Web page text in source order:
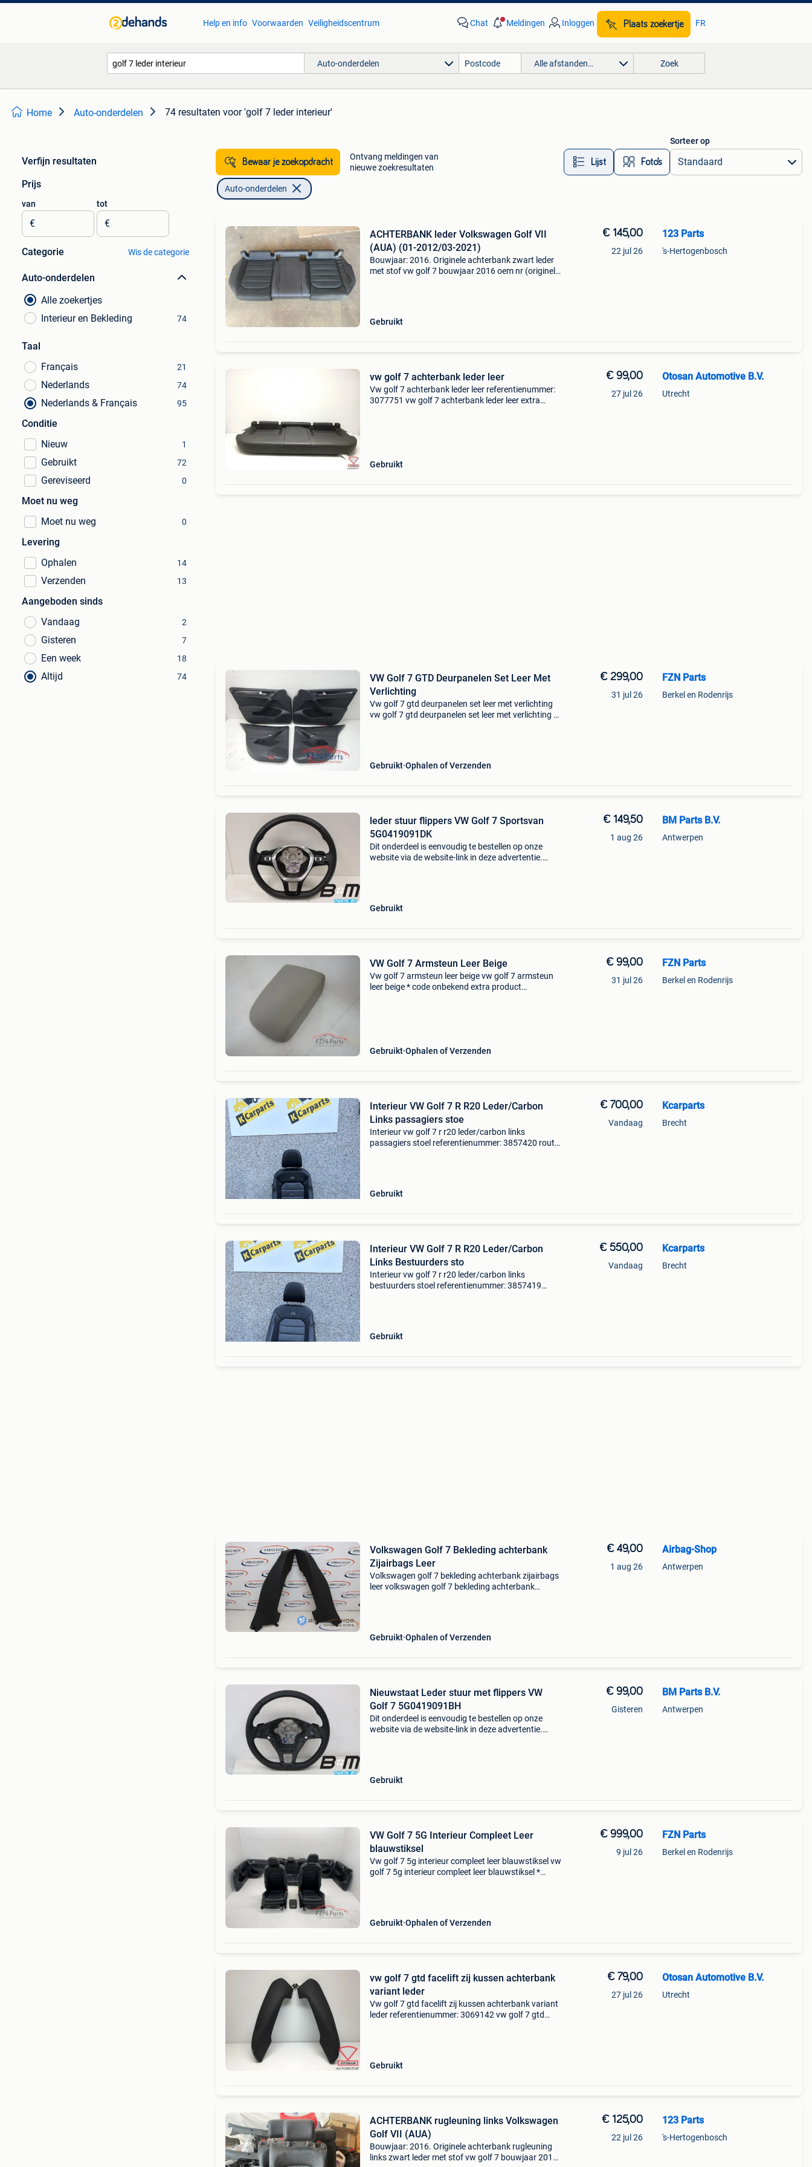
Help en info Voorwaarden Veiligheidscentrum Chat Meldingen Inloggen Plaats zoekertje FR
Auto-onderdelen Alle afstanden… Zoek
Home Auto-onderdelen 74 resultaten voor 'golf 7 leder interieur'
Verfijn resultaten
Prijs
van
€
tot
€
Categorie Wis de categorie
Auto-onderdelen
Alle zoekertjes
Interieur en Bekleding
74
Taal
Français
21
Nederlands 74
Nederlands & Français 95
Conditie
Nieuw
1
Gebruikt 72
Gereviseerd 0
Moet nu weg
Moet nu weg
0
Levering
Ophalen
14
Verzenden 13
Aangeboden sinds
Vandaag
2
Gisteren 7
Een week 18
Altijd 74
Bewaar je zoekopdracht
Ontvang meldingen van
nieuwe zoekresultaten
Lijst Foto’s
Sorteer op
Auto-onderdelen
ACHTERBANK leder Volkswagen Golf VII
(AUA) (01-2012/03-2021)
Bouwjaar: 2016. Originele achterbank zwart leder
met stof vw golf 7 bouwjaar 2016 oem nr (originele
Gebruikt
€ 145,00
22 jul 26
123 Parts
's-Hertogenbosch
vw golf 7 achterbank leder leer
Vw golf 7 achterbank leder leer referentienummer:
3077751 vw golf 7 achterbank leder leer extra
Gebruikt
€ 99,00
27 jul 26
Otosan Automotive B.V.
Utrecht
VW Golf 7 GTD Deurpanelen Set Leer Met
Verlichting
Vw golf 7 gtd deurpanelen set leer met verlichting
vw golf 7 gtd deurpanelen set leer met verlichting *
Gebruikt Ophalen of Verzenden
€ 299,00
31 jul 26
FZN Parts
Berkel en Rodenrijs
leder stuur flippers VW Golf 7 Sportsvan
5G0419091DK
Dit onderdeel is eenvoudig te bestellen op onze
website via de website-link in deze advertentie.
Gebruikt
€ 149,50
1 aug 26
BM Parts B.V.
Antwerpen
VW Golf 7 Armsteun Leer Beige
Vw golf 7 armsteun leer beige vw golf 7 armsteun
leer beige * code onbekend extra product
Gebruikt Ophalen of Verzenden
€ 99,00
31 jul 26
FZN Parts
Berkel en Rodenrijs
Interieur VW Golf 7 R R20 Leder/Carbon
Links passagiers stoe
Interieur vw golf 7 r r20 leder/carbon links
passagiers stoel referentienummer: 3857420 route
Gebruikt
€ 700,00
Vandaag
Kcarparts
Brecht
Interieur VW Golf 7 R R20 Leder/Carbon
Links Bestuurders sto
Interieur vw golf 7 r r20 leder/carbon links
bestuurders stoel referentienummer: 3857419
Gebruikt
€ 550,00
Vandaag
Kcarparts
Brecht
Volkswagen Golf 7 Bekleding achterbank
Zijairbags Leer
Volkswagen golf 7 bekleding achterbank zijairbags
leer volkswagen golf 7 bekleding achterbank
Gebruikt Ophalen of Verzenden
€ 49,00
1 aug 26
Airbag-Shop
Antwerpen
Nieuwstaat Leder stuur met flippers VW
Golf 7 5G0419091BH
Dit onderdeel is eenvoudig te bestellen op onze
website via de website-link in deze advertentie.
Gebruikt
€ 99,00
Gisteren
BM Parts B.V.
Antwerpen
VW Golf 7 5G Interieur Compleet Leer
blauwstiksel
Vw golf 7 5g interieur compleet leer blauwstiksel vw
golf 7 5g interieur compleet leer blauwstiksel *
Gebruikt Ophalen of Verzenden
€ 999,00
9 jul 26
FZN Parts
Berkel en Rodenrijs
vw golf 7 gtd facelift zij kussen achterbank
variant leder
Vw golf 7 gtd facelift zij kussen achterbank variant
leder referentienummer: 3069142 vw golf 7 gtd
Gebruikt
€ 79,00
27 jul 26
Otosan Automotive B.V.
Utrecht
ACHTERBANK rugleuning links Volkswagen
Golf VII (AUA)
Bouwjaar: 2016. Originele achterbank rugleuning
links zwart leder met stof vw golf 7 bouwjaar 2016
€ 125,00
22 jul 26
123 Parts
's-Hertogenbosch